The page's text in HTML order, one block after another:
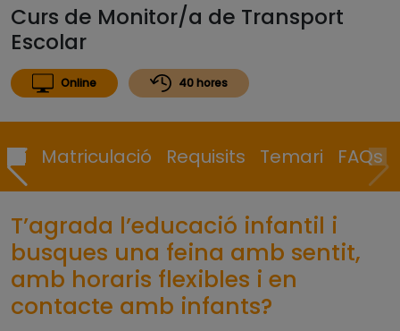
Curs de Monitor/a de Transport
Escolar
Online 40 hores
Matriculació Requisits Temari FAQs
T’agrada l’educació infantil i
busques una feina amb sentit,
amb horaris flexibles i en
contacte amb infants?